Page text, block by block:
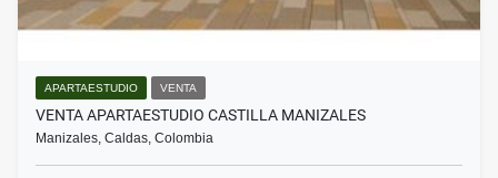
APARTAESTUDIO VENTA
VENTA APARTAESTUDIO CASTILLA MANIZALES
Manizales, Caldas, Colombia